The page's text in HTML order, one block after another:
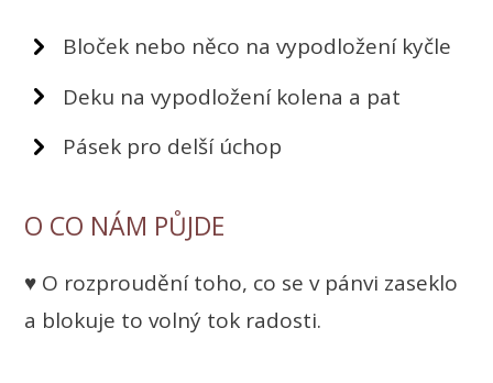
Bloček nebo něco na vypodložení kyčle
Deku na vypodložení kolena a pat
Pásek pro delší úchop
O CO NÁM PŮJDE
♥ O rozproudění toho, co se v pánvi zaseklo
a blokuje to volný tok radosti.